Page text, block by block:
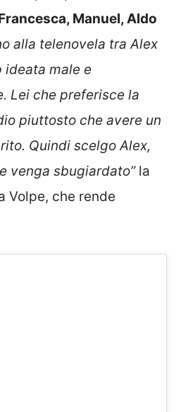
Manuel, Aldo
alla telenovela tra Alex
ideata male e
Lei che preferisce la
piuttosto che avere un
Quindi scelgo Alex,
venga sbugiardato”la
Volpe, che rende